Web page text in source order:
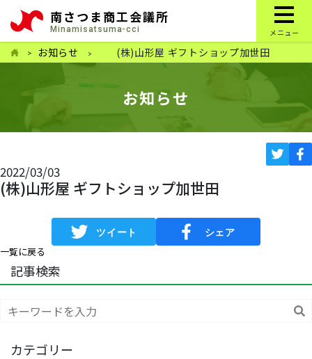
南さつま商工会議所
Minamisatsuma-cci メニュー
お知らせ (株)山形屋 ギフトショップ加世田
お知らせ
2022/03/03
(株)山形屋 ギフトショップ加世田
一覧に戻る
記事検索
カテゴリー